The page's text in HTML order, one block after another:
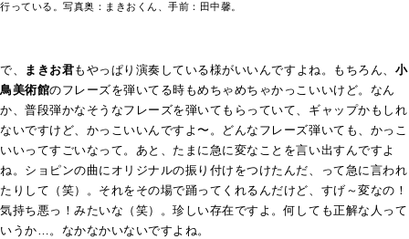
行っている。写真奥：まきおくん、手前：田中馨。
で、 まきお君もやっぱり演奏している様がいいんですよね。もちろん、 小
鳥美術館のフレーズを弾いてる時もめちゃめちゃかっこいいけど。なん
か、普段弾かなそうなフレーズを弾いてもらっていて、ギャップかもしれ
ないですけど、かっこいいんですよ〜。どんなフレーズ弾いても、かっこ
いいってすごいなって。あと、たまに急に変なことを言い出すんですよ
ね。ショピンの曲にオリジナルの振り付けをつけたんだ、って急に言われ
たりして（笑）。それをその場で踊ってくれるんだけど、すげ～変なの！
気持ち悪っ！みたいな（笑）。珍しい存在ですよ。何しても正解な人って
いうか…。なかなかいないですよね。